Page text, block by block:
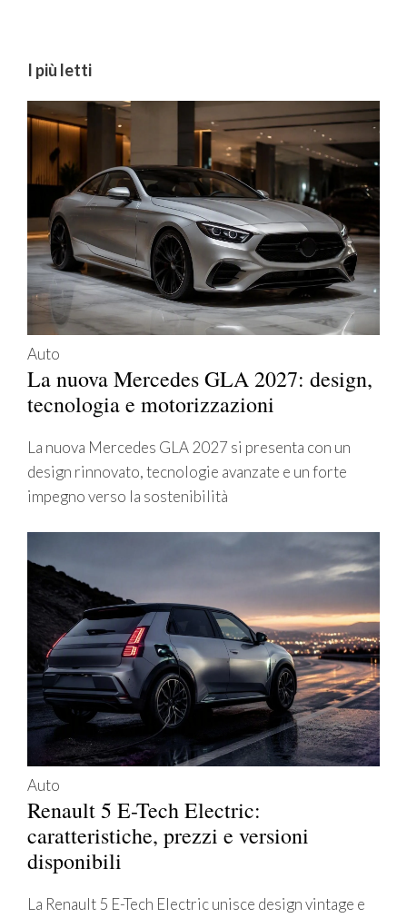
I più letti
Auto
La nuova Mercedes GLA 2027: design,
tecnologia e motorizzazioni
La nuova Mercedes GLA 2027 si presenta con un
design rinnovato, tecnologie avanzate e un forte
impegno verso la sostenibilità
Auto
Renault 5 E-Tech Electric:
caratteristiche, prezzi e versioni
disponibili
La Renault 5 E-Tech Electric unisce design vintage e